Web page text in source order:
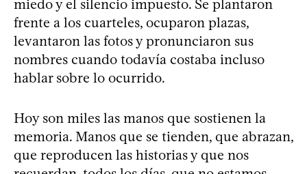
miedo y el silencio impuesto. Se plantaron
frente a los cuarteles, ocuparon plazas,
levantaron las fotos y pronunciaron sus
nombres cuando todavía costaba incluso
hablar sobre lo ocurrido.
Hoy son miles las manos que sostienen la
memoria. Manos que se tienden, que abrazan,
que reproducen las historias y que nos